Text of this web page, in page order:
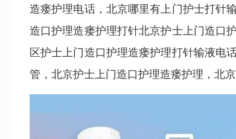
造瘘护理电话，北京哪里有上门护士打针
造口护理造瘘护理打针北京护士上门造口
区护士上门造口护理造瘘护理打针输液电
管，北京护士上门造口护理造瘘护理，北